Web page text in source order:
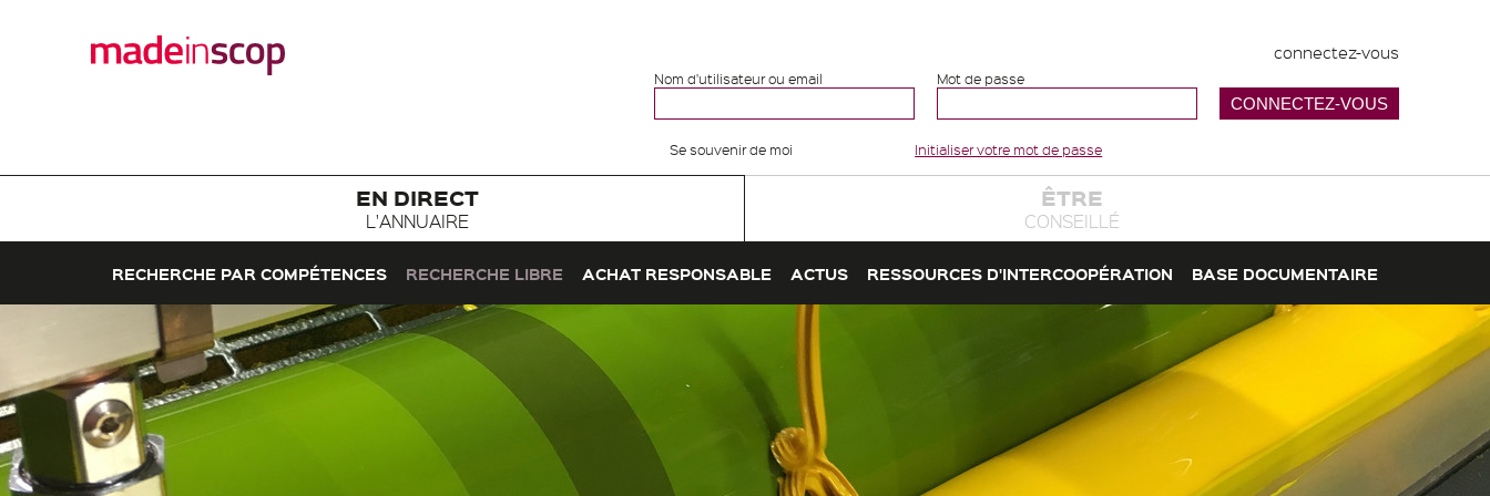
connectez-vous
Nom d'utilisateur ou email Mot de passe
Se souvenir de moi Initialiser votre mot de passe
EN DIRECT
L'ANNUAIRE
ÊTRE
CONSEILLÉ
RECHERCHE PAR COMPÉTENCES RECHERCHE LIBRE ACHAT RESPONSABLE ACTUS RESSOURCES D'INTERCOOPÉRATION BASE DOCUMENTAIRE